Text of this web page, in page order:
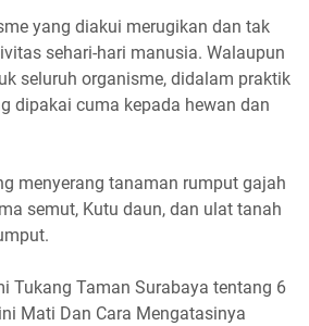
yang diakui merugikan dan tak
sehari-hari manusia. Walaupun
seluruh organisme, didalam praktik
dipakai cuma kepada hewan dan
menyerang tanaman rumput gajah
semut, Kutu daun, dan ulat tanah
Tukang Taman Surabaya tentang 6
Mati Dan Cara Mengatasinya